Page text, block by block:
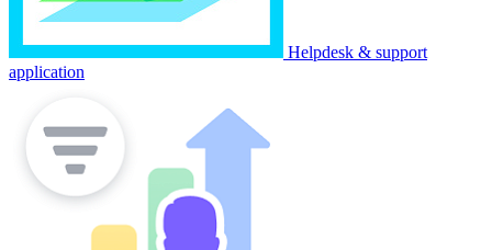
Helpdesk & support
application